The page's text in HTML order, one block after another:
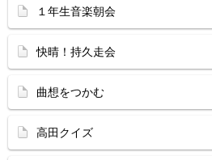
１年生音楽朝会
快晴！持久走会
曲想をつかむ
高田クイズ